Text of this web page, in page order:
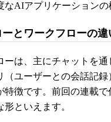
なAIアプリケーションの
とワークフローの違
は、主にチャットを通
（ユーザーとの会話記
特徴です。前回の連載
といえます。